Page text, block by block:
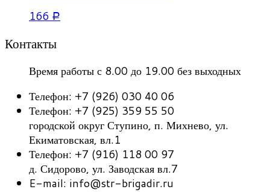
166 Р
Контакты
Время работы с 8.00 до 19.00 без выходных
Телефон: +7 (926) 030 40 06
Телефон: +7 (925) 359 55 50
городской округ Ступино, п. Михнево, ул.
Екиматовская, вл.1
Телефон: +7 (916) 118 00 97
д. Сидорово, ул. Заводская вл.7
E-mail: info@str-brigadir.ru